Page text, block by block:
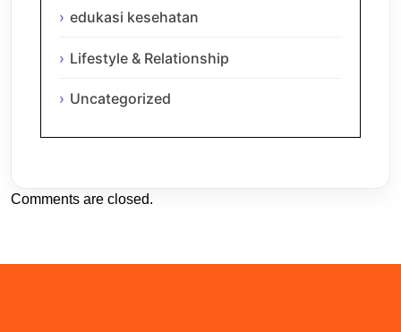
edukasi kesehatan
Lifestyle & Relationship
Uncategorized
Comments are closed.